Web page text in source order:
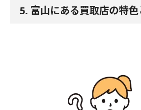
5. 富山にある買取店の特